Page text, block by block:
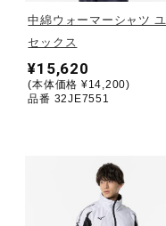
ウィンタース
ワーキング
ライフスタイ
中綿ウォーマーシャツ
セックス
¥15,620
(本体価格 ¥14,200)
品番 32JE7551